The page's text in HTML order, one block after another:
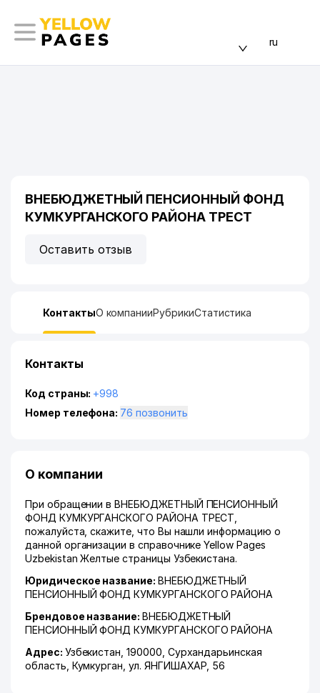
ru
ВНЕБЮДЖЕТНЫЙ ПЕНСИОННЫЙ ФОНД
КУМКУРГАНСКОГО РАЙОНА ТРЕСТ
Оставить отзыв
КонтактыО компанииРубрикиСтатистика
Контакты
Код страны: +998
Номер телефона:
76 позвонить
О компании
При обращении в ВНЕБЮДЖЕТНЫЙ ПЕНСИОННЫЙ
ФОНД КУМКУРГАНСКОГО РАЙОНА ТРЕСТ,
пожалуйста, скажите, что Вы нашли информацию о
данной организации в справочнике Yellow Pages
Uzbekistan Желтые страницы Узбекистана.
Юридическое название: ВНЕБЮДЖЕТНЫЙ
ПЕНСИОННЫЙ ФОНД КУМКУРГАНСКОГО РАЙОНА
Брендовое название: ВНЕБЮДЖЕТНЫЙ
ПЕНСИОННЫЙ ФОНД КУМКУРГАНСКОГО РАЙОНА
Адрес: Узбекистан, 190000, Сурхандарьинская
область Кумкурган ,ул. ЯНГИШАХАР , 56